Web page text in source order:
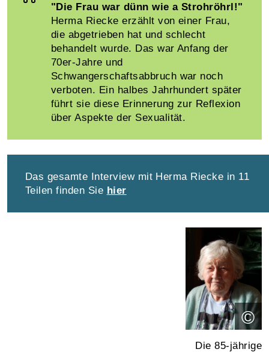
"Die Frau war dünn wie a Strohröhrl!"
Herma Riecke erzählt von einer Frau,
die abgetrieben hat und schlecht
behandelt wurde. Das war Anfang der
70er-Jahre und
Schwangerschaftsabbruch war noch
verboten. Ein halbes Jahrhundert später
führt sie diese Erinnerung zur Reflexion
über Aspekte der Sexualität.
Das gesamte Interview mit Herma Riecke in 11
Teilen finden Sie hier
©
Die 85-jährige